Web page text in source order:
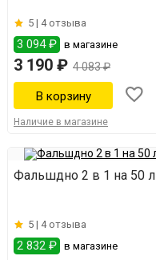
5 | 4 отзыва
3 094 ₽ в магазине
3 190 ₽ 4 083 ₽
Наличие в магазине
Фальшдно 2 в 1 на 50 л
5 | 4 отзыва
2 832 ₽ в магазине